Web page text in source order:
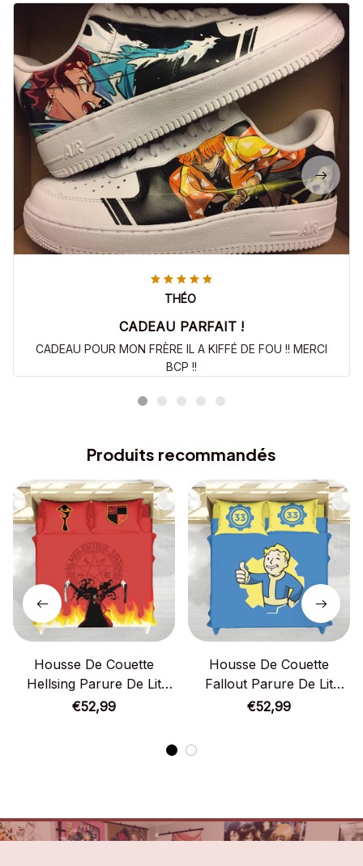
THÉO
CADEAU PARFAIT !
CADEAU POUR MON FRÈRE IL A KIFFÉ DE FOU !! MERCI
BCP !!
Produits recommandés
Housse De Couette
Hellsing Parure De Lit
Ensemble De Literie
€52,99
Housse De Couette
Fallout Parure De Lit
Ensemble De Literie
€52,99